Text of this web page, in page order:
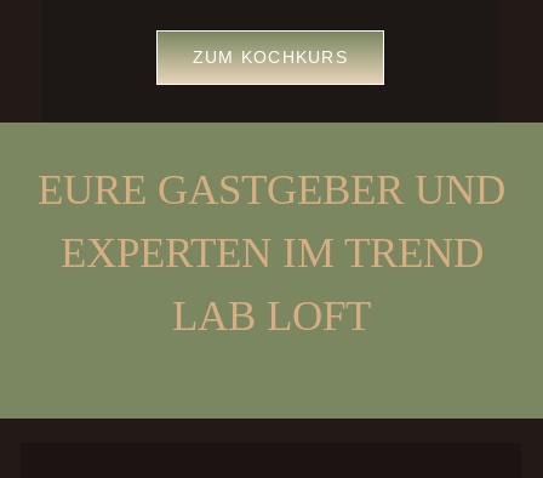
ZUM KOCHKURS
EURE GASTGEBER UND
EXPERTEN IM TREND
LAB LOFT